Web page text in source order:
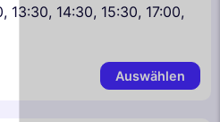
13:30, 14:30, 15:30, 17:00,
Auswählen